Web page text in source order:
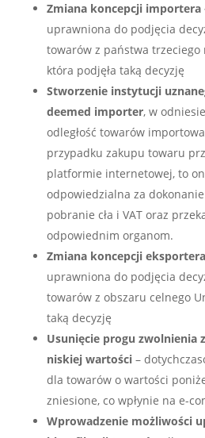
Zmiana koncepcji importera
uprawniona do podjęcia
towarów z państwa
która podjęła taką decyzję
Stworzenie instytucji
deemed importer, w
odległość towarów
przypadku zakupu towaru
platformie internetowej, to
odpowiedzialna za
pobranie cła i VAT oraz
odpowiednim organom.
Zmiana koncepcji
uprawniona do podjęcia
towarów z obszaru celnego
taką decyzję
Usunięcie progu zwolnienia z
niskiej wartości–
dla towarów o wartości
zniesione, co wpłynie na e-
Wprowadzenie możliwości